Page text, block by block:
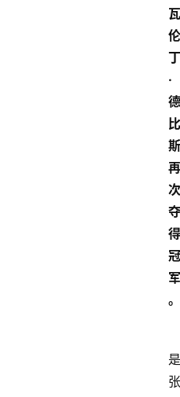
瓦
伦
丁
·
德
比
斯
再
次
夺
得
冠
军
。
是
张